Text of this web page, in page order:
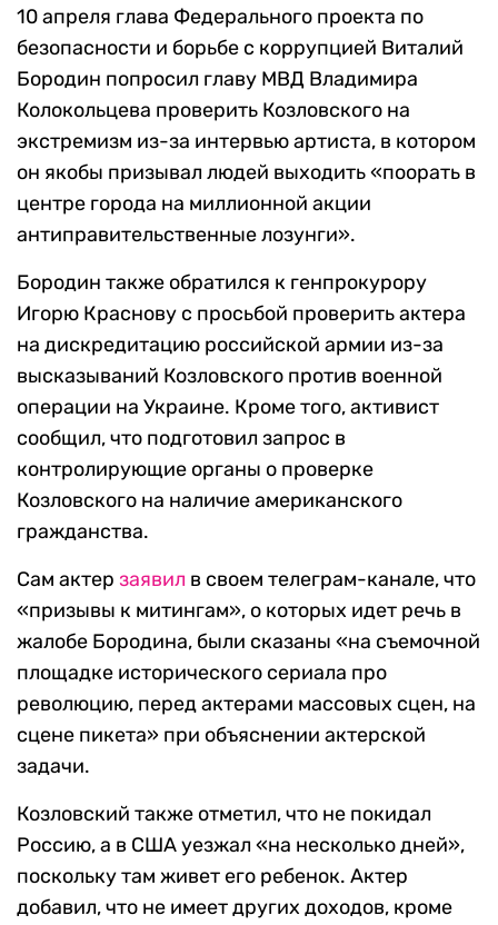
10 апреля глава Федерального проекта по
безопасности и борьбе с коррупцией Виталий
Бородин попросил главу МВД Владимира
Колокольцева проверить Козловского на
экстремизм из-за интервью артиста, в котором
он якобы призывал людей выходить «поорать в
центре города на миллионной акции
антиправительственные лозунги».
Бородин также обратился к генпрокурору
Игорю Краснову с просьбой проверить актера
на дискредитацию российской армии из-за
высказываний Козловского против военной
операции на Украине. Кроме того, активист
сообщил, что подготовил запрос в
контролирующие органы о проверке
Козловского на наличие американского
гражданства.
Сам актер заявил в своем телеграм-канале, что
«призывы к митингам», о которых идет речь в
жалобе Бородина, были сказаны «на съемочной
площадке исторического сериала про
революцию, перед актерами массовых сцен, на
сцене пикета» при объяснении актерской
задачи.
Козловский также отметил, что не покидал
Россию, а в США уезжал «на несколько дней»,
поскольку там живет его ребенок. Актер
добавил, что не имеет других доходов, кроме